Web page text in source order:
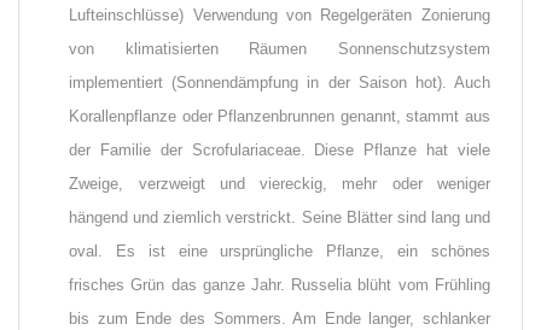
Lufteinschlüsse) Verwendung von Regelgeräten Zonierung
von klimatisierten Räumen Sonnenschutzsystem
implementiert (Sonnendämpfung in der Saison hot). Auch
Korallenpflanze oder Pflanzenbrunnen genannt, stammt aus
der Familie der Scrofulariaceae. Diese Pflanze hat viele
Zweige, verzweigt und viereckig, mehr oder weniger
hängend und ziemlich verstrickt. Seine Blätter sind lang und
oval. Es ist eine ursprüngliche Pflanze, ein schönes
frisches Grün das ganze Jahr. Russelia blüht vom Frühling
bis zum Ende des Sommers. Am Ende langer, schlanker